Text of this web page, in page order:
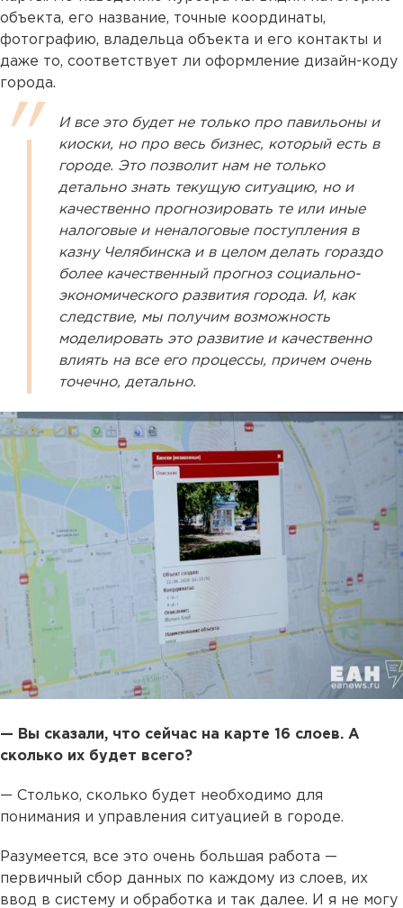
объекта, его название, точные координаты,
фотографию, владельца объекта и его контакты и
даже то, соответствует ли оформление дизайн-коду
города.
И все это будет не только про павильоны и
киоски, но про весь бизнес, который есть в
городе. Это позволит нам не только
детально знать текущую ситуацию, но и
качественно прогнозировать те или иные
налоговые и неналоговые поступления в
казну Челябинска и в целом делать гораздо
более качественный прогноз социально-
экономического развития города. И, как
следствие, мы получим возможность
моделировать это развитие и качественно
влиять на все его процессы, причем очень
точечно, детально.
— Вы сказали, что сейчас на карте 16 слоев. А
сколько их будет всего?
— Столько, сколько будет необходимо для
понимания и управления ситуацией в городе.
Разумеется, все это очень большая работа —
первичный сбор данных по каждому из слоев, их
ввод в систему и обработка и так далее. И я не могу